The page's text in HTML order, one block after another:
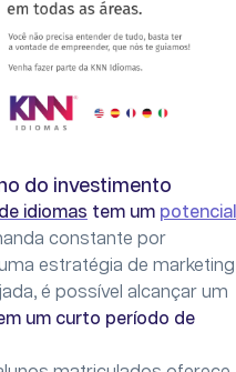
do investimento
idiomas tem um potencial
constante por
estratégia de marketing
é possível alcançar um
um curto período de